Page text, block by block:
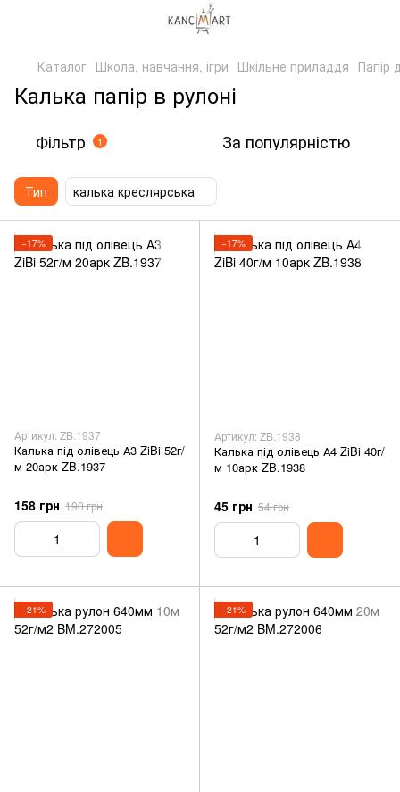
Каталог Школа, навчання, ігри Шкільне приладдя Папір
Калька папір в рулоні
Фільтр 1 За популярністю
Тип калька креслярська
−17%
Артикул: ZB.1937
Калька під олівець А3 ZiBi 52г/
м 20арк ZB.1937
158 грн 190 грн
−17%
Артикул: ZB.1938
Калька під олівець А4 ZiBi 40г/
м 10арк ZB.1938
45 грн 54 грн
−21% −21%